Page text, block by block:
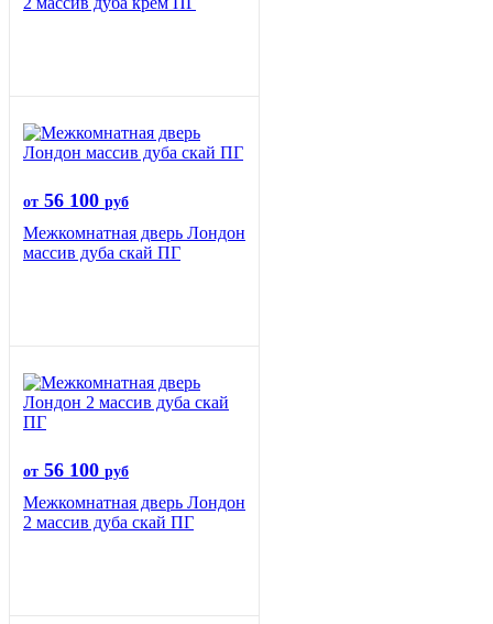
от 56 100 руб
Межкомнатная дверь Лондон
массив дуба скай ПГ
от 56 100 руб
Межкомнатная дверь Лондон
2 массив дуба скай ПГ